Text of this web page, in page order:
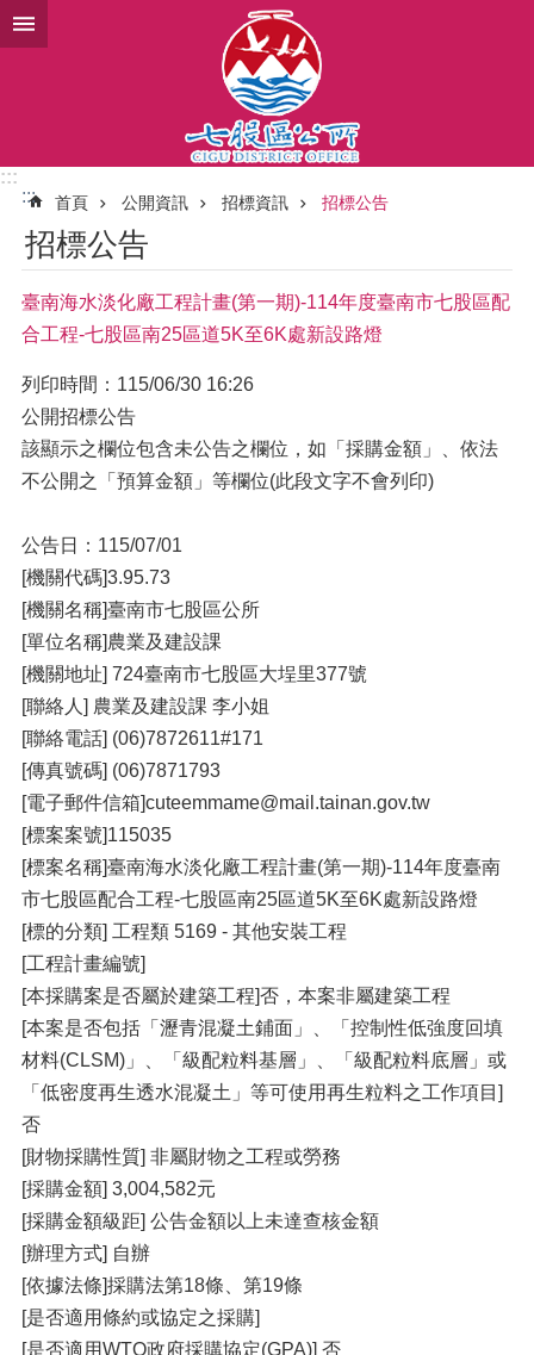
跳到主要內容區塊
:::
:::
首頁 公開資訊 招標資訊 招標公告
招標公告
臺南海水淡化廠工程計畫(第一期)-114年度臺南市七股區配
合工程-七股區南25區道5K至6K處新設路燈
列印時間：115/06/30 16:26
公開招標公告
該顯示之欄位包含未公告之欄位，如「採購金額」、依法
不公開之「預算金額」等欄位(此段文字不會列印)
公告日：115/07/01
[機關代碼]3.95.73
[機關名稱]臺南市七股區公所
[單位名稱]農業及建設課
[機關地址] 724臺南市七股區大埕里377號
[聯絡人] 農業及建設課 李小姐
[聯絡電話] (06)7872611#171
[傳真號碼] (06)7871793
[電子郵件信箱]cuteemmame@mail.tainan.gov.tw
[標案案號]115035
[標案名稱]臺南海水淡化廠工程計畫(第一期)-114年度臺南
市七股區配合工程-七股區南25區道5K至6K處新設路燈
[標的分類] 工程類 5169 - 其他安裝工程
[工程計畫編號]
[本採購案是否屬於建築工程]否，本案非屬建築工程
[本案是否包括「瀝青混凝土鋪面」、「控制性低強度回填
材料(CLSM)」、「級配粒料基層」、「級配粒料底層」或
「低密度再生透水混凝土」等可使用再生粒料之工作項目]
否
[財物採購性質] 非屬財物之工程或勞務
[採購金額] 3,004,582元
[採購金額級距] 公告金額以上未達查核金額
[辦理方式] 自辦
[依據法條]採購法第18條、第19條
[是否適用條約或協定之採購]
[是否適用WTO政府採購協定(GPA)] 否